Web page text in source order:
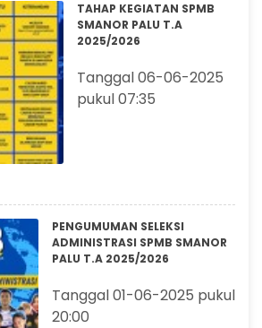
TAHAP KEGIATAN SPMB
SMANOR PALU T.A
2025/2026
Tanggal 06-06-2025
pukul 07:35
PENGUMUMAN SELEKSI
ADMINISTRASI SPMB SMANOR
PALU T.A 2025/2026
Tanggal 01-06-2025 pukul
20:00